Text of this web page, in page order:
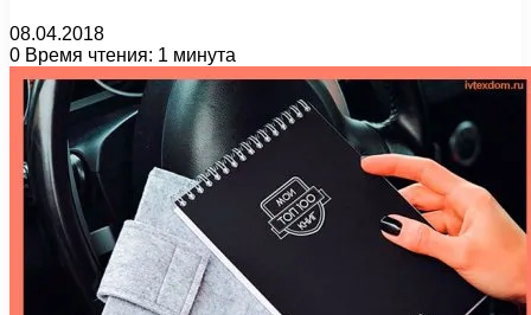
08.04.2018
0 Время чтения: 1 минута